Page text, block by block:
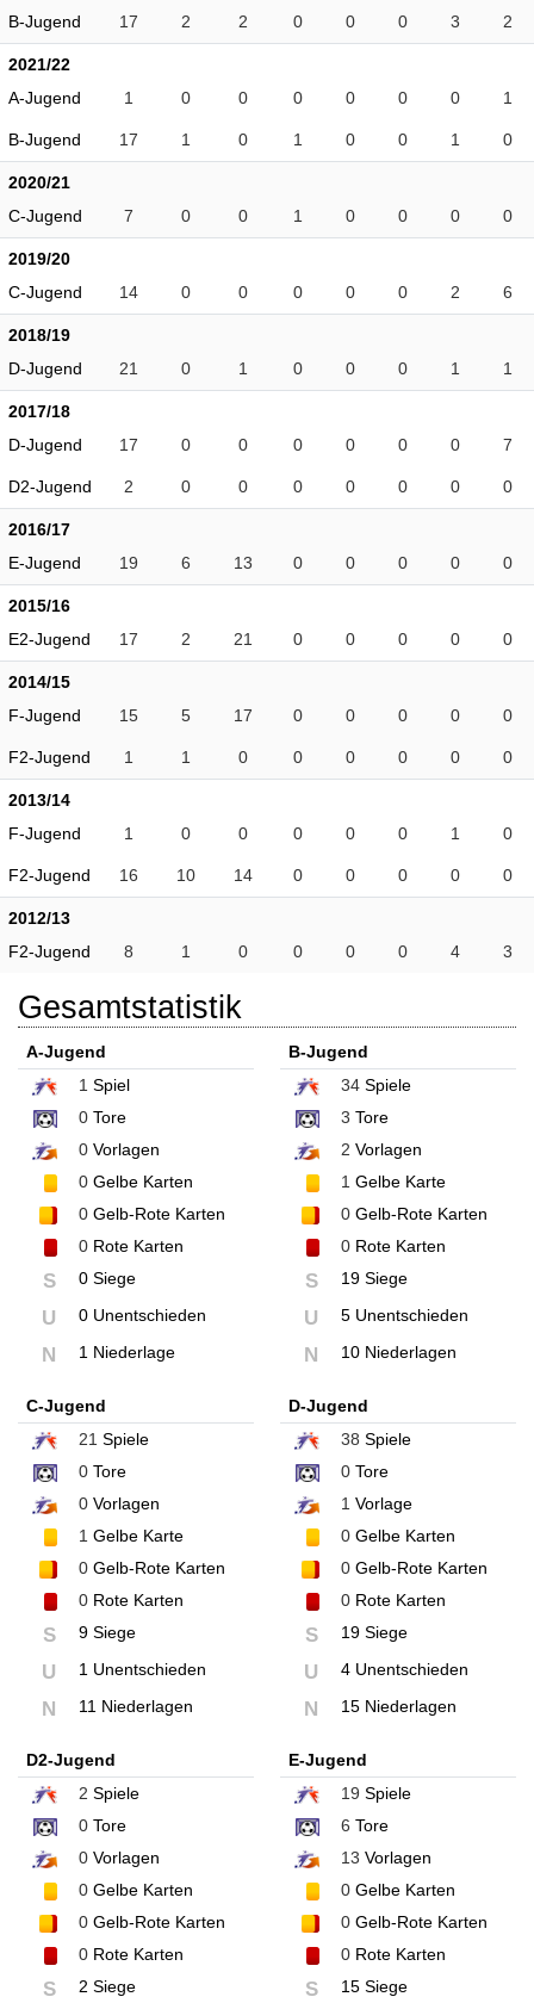
B-Jugend
17 2 2 0 0 0 3 2
2021/22
A-Jugend
1 0 0 0 0 0 0 1
B-Jugend 17 1 0 1 0 0 1 0
2020/21
C-Jugend
7 0 0 1 0 0 0 0
2019/20
C-Jugend
14 0 0 0 0 0 2 6
2018/19
D-Jugend
21 0 1 0 0 0 1 1
2017/18
D-Jugend
17 0 0 0 0 0 0 7
D2-Jugend 2 0 0 0 0 0 0 0
2016/17
E-Jugend
19 6 13 0 0 0 0 0
2015/16
E2-Jugend
17 2 21 0 0 0 0 0
2014/15
F-Jugend
15 5 17 0 0 0 0 0
F2-Jugend 1 1 0 0 0 0 0 0
2013/14
F-Jugend
1 0 0 0 0 0 1 0
F2-Jugend 16 10 14 0 0 0 0 0
2012/13
F2-Jugend
8 1 0 0 0 0 4 3
Gesamtstatistik
A-Jugend
1 Spiel
0 Tore
0 Vorlagen
0 Gelbe Karten
0 Gelb-Rote Karten
0 Rote Karten
S 0 Siege
U 0 Unentschieden
N 1 Niederlage
B-Jugend
34Spiele
3 Tore
2 Vorlagen
1 Gelbe Karte
0Gelb-Rote Karten
0Rote Karten
S 19 Siege
U 5 Unentschieden
N 10 Niederlagen
C-Jugend
21 Spiele
0 Tore
0 Vorlagen
1 Gelbe Karte
0 Gelb-Rote Karten
0 Rote Karten
S 9 Siege
U 1 Unentschieden
N 11 Niederlagen
D-Jugend
38 Spiele
0Tore
1 Vorlage
0Gelbe Karten
0Gelb-Rote Karten
0Rote Karten
S 19 Siege
U 4 Unentschieden
N 15 Niederlagen
D2-Jugend
2 Spiele
0 Tore
0 Vorlagen
0 Gelbe Karten
0 Gelb-Rote Karten
0 Rote Karten
S 2 Siege
E-Jugend
19 Spiele
6 Tore
13 Vorlagen
0Gelbe Karten
0Gelb-Rote Karten
0Rote Karten
S 15 Siege